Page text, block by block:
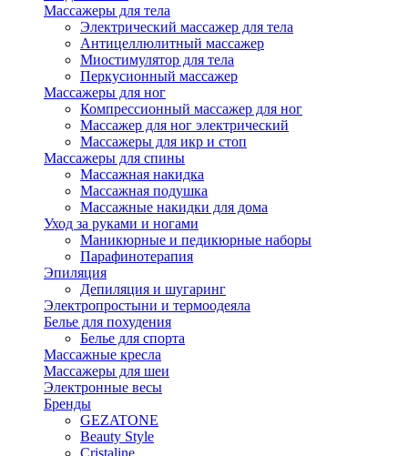
Массажеры для тела
Электрический массажер для тела
Антицеллюлитный массажер
Миостимулятор для тела
Перкусионный массажер
Массажеры для ног
Компрессионный массажер для ног
Массажер для ног электрический
Массажеры для икр и стоп
Массажеры для спины
Массажная накидка
Массажная подушка
Массажные накидки для дома
Уход за руками и ногами
Маникюрные и педикюрные наборы
Парафинотерапия
Эпиляция
Депиляция и шугаринг
Электропростыни и термоодеяла
Белье для похудения
Белье для спорта
Массажные кресла
Массажеры для шеи
Электронные весы
Бренды
GEZATONE
Beauty Style
Cristaline